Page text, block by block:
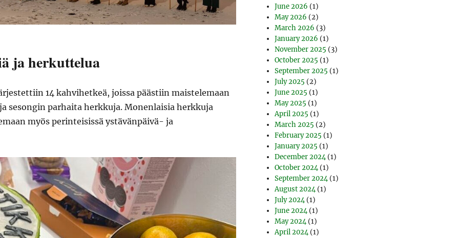
ja herkuttelua
14 kahvihetkeä, joissa päästiin maistelemaan
sesongin parhaita herkkuja. Monenlaisia herkkuja
myös perinteisissä ystävänpäivä- ja
June 2026 (1)
May 2026 (2)
March 2026 (3)
January 2026 (1)
November 2025 (3)
October 2025 (1)
September 2025 (1)
July 2025 (2)
June 2025 (1)
May 2025 (1)
April 2025 (1)
March 2025 (2)
February 2025 (1)
January 2025 (1)
December 2024(1)
October 2024(1)
September 2024(1)
August 2024(1)
July 2024(1)
June 2024(1)
May 2024(1)
April 2024(1)